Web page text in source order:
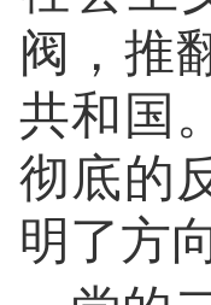
阀，推
共和国
彻底的
明了方